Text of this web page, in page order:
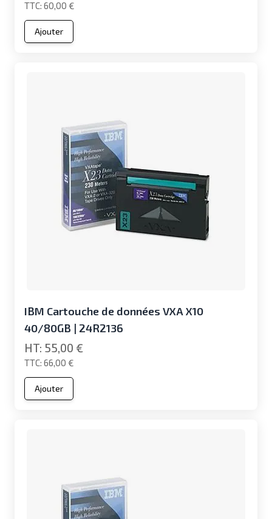
60,00 €
Ajouter
IBM Cartouche de données VXA X10
40/80GB | 24R2136
66,00 €
55,00 €
Ajouter